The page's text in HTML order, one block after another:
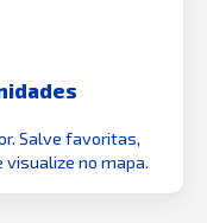
Salve favoritas,
visualize no mapa.